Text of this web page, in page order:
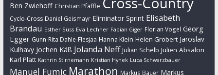
Ben Zwiehoff Christian Pfäffle
Cyclo-Cross Daniel Geismayr Eliminator Sprint Elisabeth
Brandau Esther Süss Eva Lechner Fabian Giger Florian Vogel Georg
Egger Gunn-Rita Dahle-Flesjaa Hanna Klein Helen Grobert Jaroslav
Kulhavy Jochen Käß Jolanda Neff Julian Schelb Julien Absalon
Karl Platt Kathrin Stirnemann Kristian Hynek Luca Schwarzbauer
Manuel Fumic Marathon Markus Bauer Markus